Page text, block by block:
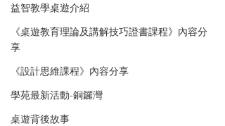
益智教學桌遊介紹
《桌遊教育理論及講解技巧證書課程》內容分
享
《設計思維課程》內容分享
學苑最新活動-銅鑼灣
桌遊背後故事